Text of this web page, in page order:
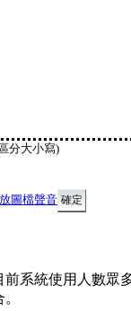
分大小寫)
圖檔聲音
系統使用人數眾